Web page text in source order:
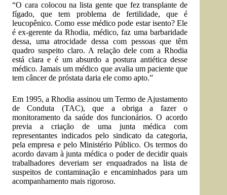
“O cara colocou na lista gente que fez transplante de
fígado, que tem problema de fertilidade, que é
leucopênico. Como esse médico pode estar isento? Ele
é ex-gerente da Rhodia, médico, faz uma barbaridade
dessa, uma atrocidade dessa com pessoas que têm
quadro suspeito claro. A relação dele com a Rhodia
está clara e é um absurdo a postura antiética desse
médico. Jamais um médico que avalia um paciente que
tem câncer de próstata daria ele como apto.”
Em 1995, a Rhodia assinou um Termo de Ajustamento
de Conduta (TAC), que a obriga a fazer o
monitoramento da saúde dos funcionários. O acordo
previa a criação de uma junta médica com
representantes indicados pelo sindicato da categoria,
pela empresa e pelo Ministério Público. Os termos do
acordo davam à junta médica o poder de decidir quais
trabalhadores deveriam ser enquadrados na lista de
suspeitos de contaminação e encaminhados para um
acompanhamento mais rigoroso.